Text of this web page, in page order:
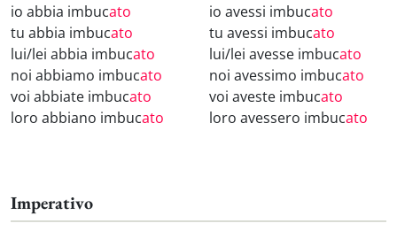
io abbia imbucato
tu abbia imbucato
lui/lei abbia imbucato
noi abbiamo imbucato
voi abbiate imbucato
loro abbiano imbucato
io avessi imbucato
tu avessi imbucato
lui/lei avesse imbucato
noi avessimo imbucato
voi aveste imbucato
loro avessero imbucato
Imperativo